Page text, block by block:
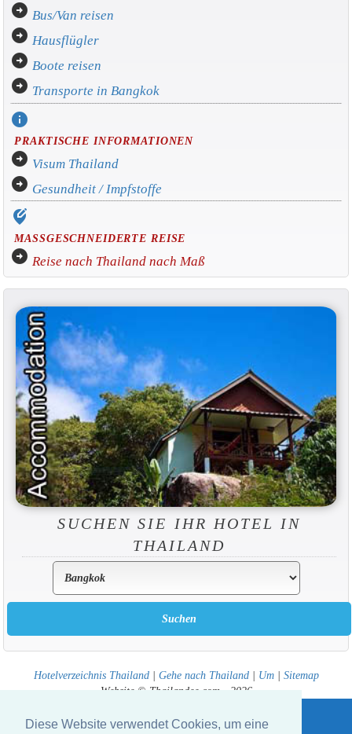
Diese Website verwendet Cookies, um eine
arrow_circle_right Bus/Van reisen
arrow_circle_right Hausflügler
arrow_circle_right Boote reisen
arrow_circle_right Transporte in Bangkok
info
PRAKTISCHE INFORMATIONEN
arrow_circle_right Visum Thailand
arrow_circle_right Gesundheit / Impfstoffe
edit_location_alt
MASSGESCHNEIDERTE REISE
arrow_circle_right Reise nach Thailand nach Maß
SUCHEN SIE IHR HOTEL IN
THAILAND
Hotelverzeichnis Thailand| Gehe nach Thailand| Um| Sitemap
Website © Thailandee.com - 2026